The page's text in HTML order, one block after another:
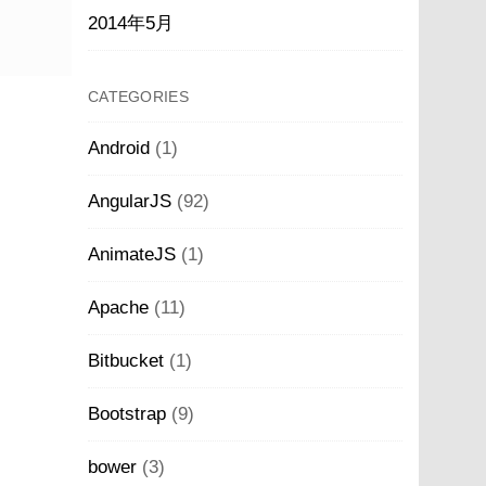
2014年5月
CATEGORIES
Android (1)
AngularJS (92)
AnimateJS (1)
Apache (11)
Bitbucket (1)
Bootstrap (9)
bower (3)